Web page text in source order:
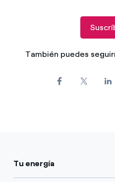
También puedes
Tu energía